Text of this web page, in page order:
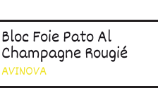
Bloc Foie Pato Al
Champagne Rougié
AVINOVA